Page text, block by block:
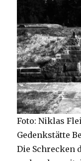
Foto: Niklas
Gedenkstätte
Die Schrecken